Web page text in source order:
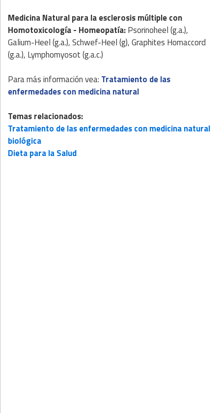
Medicina Naturalpara la esclerosis múltiplecon
Homotoxicología- Homeopatía:Psorinoheel (g.a.),
Galium-Heel (g.a.), Schwef-Heel (g), Graphites Homaccord
(g.a.), Lymphomyosot (g.a.c.)
Para más información vea: Tratamiento de las
enfermedades con medicina natural
Temas relacionados:
Tratamiento de las enfermedades con medicina natural
biológica
Dieta para la Salud